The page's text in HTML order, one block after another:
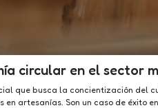
circular en el sector
que busca la concientización
artesanías. Son un caso de éxito